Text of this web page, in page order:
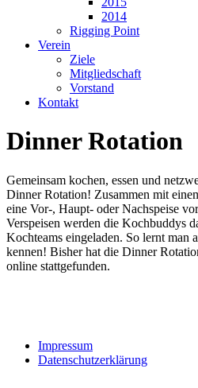
2014
Rigging Point
Verein
Ziele
Mitgliedschaft
Vorstand
Kontakt
Dinner Rotation
Gemeinsam kochen, essen und
Dinner Rotation! Zusammen mit
eine Vor-, Haupt- oder Nachspeise
Verspeisen werden die Kochbuddys
Kochteams eingeladen. So lernt man
kennen! Bisher hat die Dinner
online stattgefunden.
Impressum
Datenschutzerklärung